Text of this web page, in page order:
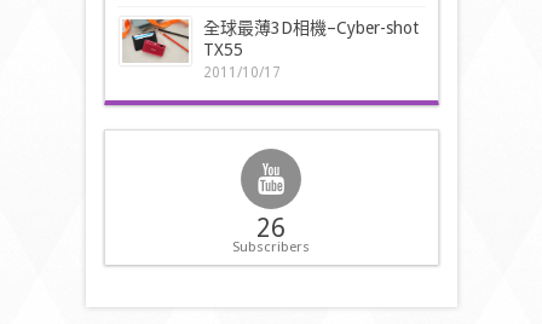
全球最薄3D相機–Cyber-shot
TX55
2011/10/17
26
Subscribers